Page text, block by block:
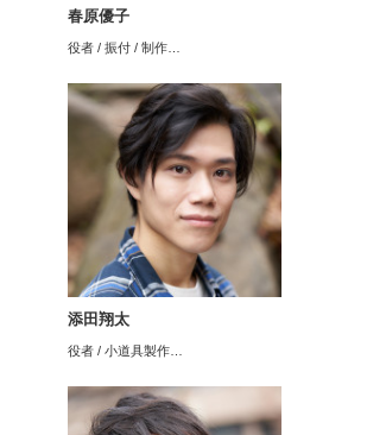
春原優子
役者 / 振付 / 制作…
添田翔太
役者 / 小道具製作…